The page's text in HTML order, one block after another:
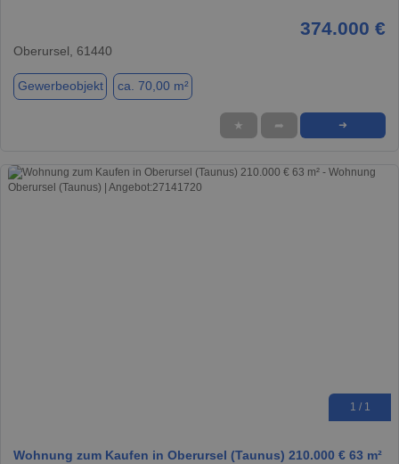
374.000 €
Oberursel, 61440
Gewerbeobjekt ca. 70,00 m²
★ ➦ ➜
1 / 1
Wohnung zum Kaufen in Oberursel (Taunus) 210.000 € 63 m²